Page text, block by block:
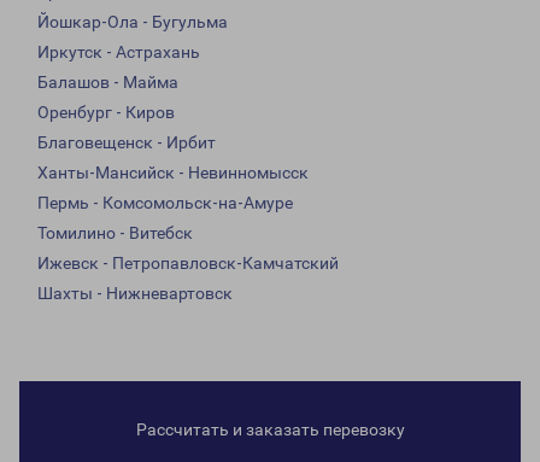
Йошкар-Ола - Бугульма
Иркутск - Астрахань
Балашов - Майма
Оренбург - Киров
Благовещенск - Ирбит
Ханты-Мансийск - Невинномысск
Пермь - Комсомольск-на-Амуре
Томилино - Витебск
Ижевск - Петропавловск-Камчатский
Шахты - Нижневартовск
Рассчитать и заказать перевозку